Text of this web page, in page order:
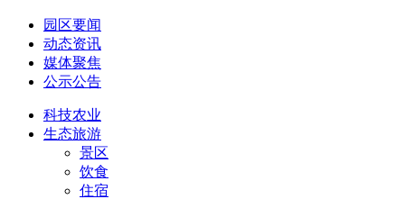
园区要闻
动态资讯
媒体聚焦
公示公告
科技农业
生态旅游
景区
饮食
住宿